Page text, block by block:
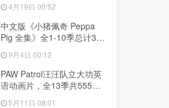
幕，带配套音频MP3，百度
网盘下载！
4月19日 00:52
中文版《小猪佩奇 Peppa
Pig 全集》全1-10季总计394
网盘下载！
9月4日 00:12
PAW Patrol汪汪队立大功英
语动画片，全13季共555
集，1080P高清视频带英文
5月11日 08:01